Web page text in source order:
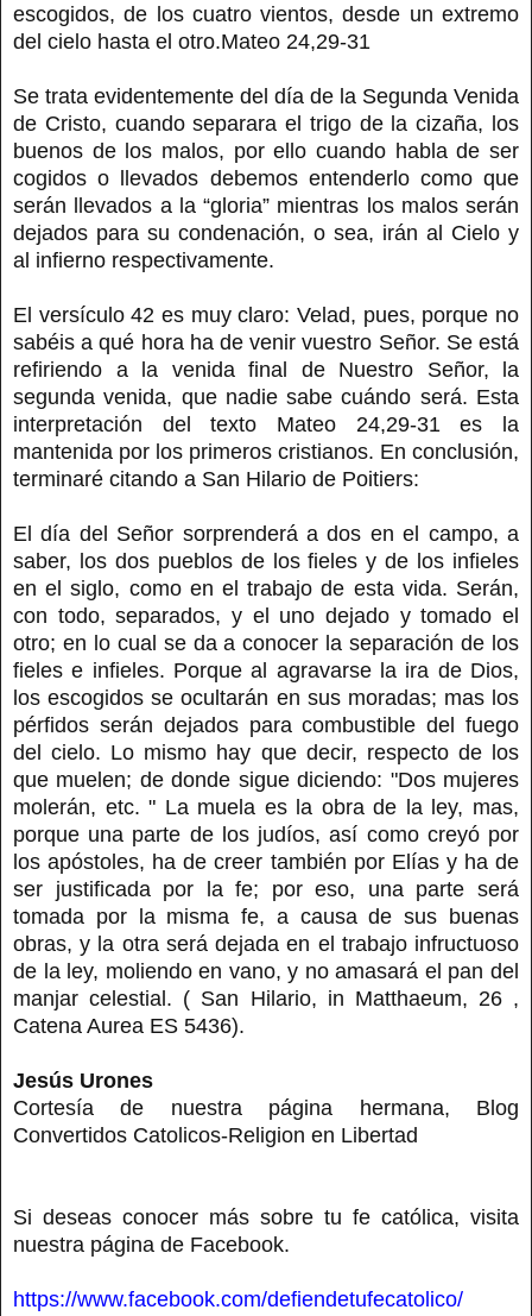
escogidos, de los cuatro vientos, desde un extremo
del cielo hasta el otro.Mateo 24,29-31
Se trata evidentemente del día de la Segunda Venida
de Cristo, cuando separara el trigo de la cizaña, los
buenos de los malos, por ello cuando habla de ser
cogidos o llevados debemos entenderlo como que
serán llevados a la “gloria” mientras los malos serán
dejados para su condenación, o sea, irán al Cielo y
al infierno respectivamente.
El versículo 42 es muy claro: Velad, pues, porque no
sabéis a qué hora ha de venir vuestro Señor. Se está
refiriendo a la venida final de Nuestro Señor, la
segunda venida, que nadie sabe cuándo será. Esta
interpretación del texto Mateo 24,29-31 es la
mantenida por los primeros cristianos. En conclusión,
terminaré citando a San Hilario de Poitiers:
El día del Señor sorprenderá a dos en el campo, a
saber, los dos pueblos de los fieles y de los infieles
en el siglo, como en el trabajo de esta vida. Serán,
con todo, separados, y el uno dejado y tomado el
otro; en lo cual se da a conocer la separación de los
fieles e infieles. Porque al agravarse la ira de Dios,
los escogidos se ocultarán en sus moradas; mas los
pérfidos serán dejados para combustible del fuego
del cielo. Lo mismo hay que decir, respecto de los
que muelen; de donde sigue diciendo: "Dos mujeres
molerán, etc. " La muela es la obra de la ley, mas,
porque una parte de los judíos, así como creyó por
los apóstoles, ha de creer también por Elías y ha de
ser justificada por la fe; por eso, una parte será
tomada por la misma fe, a causa de sus buenas
obras, y la otra será dejada en el trabajo infructuoso
de la ley, moliendo en vano, y no amasará el pan del
manjar celestial. ( San Hilario, in Matthaeum, 26 ,
Catena Aurea ES 5436).
Jesús Urones
Cortesía de nuestra página hermana, Blog
Convertidos Catolicos-Religion en Libertad
Si deseas conocer más sobre tu fe católica, visita
nuestra página de Facebook.
https://www.facebook.com/defiendetufecatolico/